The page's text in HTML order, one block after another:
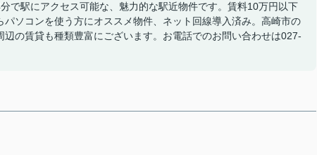
で駅にアクセス可能な、魅力的な駅近物件です。賃料10万円以下
ソコンを使う方にオススメ物件、ネット回線導入済み。高崎市の
の賃貸も種類豊富にございます。お電話でのお問い合わせは027-